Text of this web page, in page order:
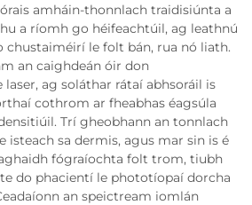
amháin-thonnlach traidisiúnta a
a ríomh go héifeachtúil, ag leathnú
chustaiméirí le folt bán, rua nó liath.
an caighdeán óir don
ag soláthar rátaí abhsoráil is
cothrom ar fheabhas éagsúla
Trí gheobhann an tonnlach
isteach sa dermis, agus mar sin is é
fógraíochta folt trom, tiubh
do phacientí le phototíopaí dorcha
an speictream iomlán